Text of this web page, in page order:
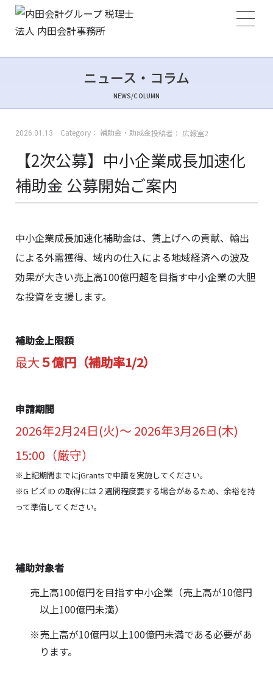
ニュース・コラム
NEWS/COLUMN
2026.01.13 Category： 補助金・助成金投稿者： 広報室2
【2次公募】中小企業成長加速化
補助金 公募開始ご案内
中小企業成長加速化補助金は、賃上げへの貢献、輸出
による外需獲得、域内の仕入による地域経済への波及
効果が大きい売上高100億円超を目指す中小企業の大胆
な投資を支援します。
補助金上限額
最大５億円（補助率1/2）
申請期間
2026年2月24日(火)～ 2026年3月26日(木)
15:00（厳守）
※上記期間までにjGrantsで申請を実施してください。
※G ビズ ID の取得には２週間程度要する場合があるため、余裕を持
って準備してください。
補助対象者
売上高100億円を目指す中小企業（売上高が10億円
以上100億円未満）
※売上高が10億円以上100億円未満である必要があ
ります。